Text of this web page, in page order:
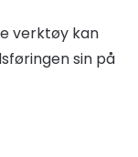
verktøy kan
sin på